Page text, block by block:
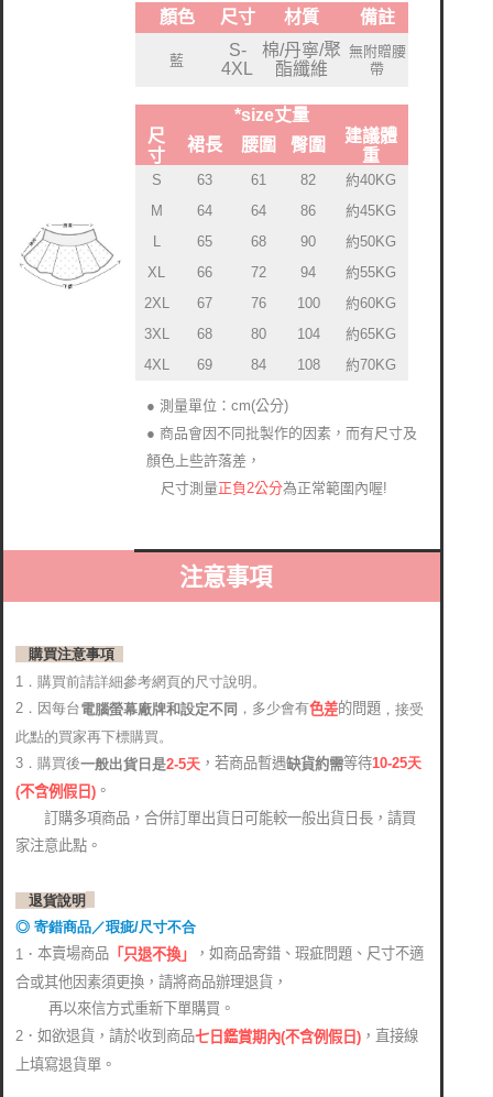
顏色 尺寸 材質 備註
藍
S-
4XL
棉/丹寧/聚
酯纖維
無附贈腰
帶
*size丈量
尺
寸
裙長 腰圍 臀圍
建議體
重
S 63 61 82
約40KG
M
64 64 86
約45KG
L
65 68 90
約50KG
XL
66 72 94
約55KG
2XL
67 76 100
約60KG
3XL
68 80 104
約65KG
4XL
69 84 108 約70KG
● 測量單位：cm(公分)
● 商品會因不同批製作的因素，而有尺寸及
顏色上些許落差 ，
尺寸測量正負2公分為正常範圍內喔!
注意事項
購買注意事項
1．購買前請詳細參考網頁的尺寸說明。
2．因每台電腦螢幕廠牌和設定不同 ，多少會有色差的問題 ，接受
此點的買家再下標購買。
3．購買後一般出貨日是2-5天 ，若商品暫遇缺貨約需等待10-25天
(不含例假日) 。
訂購多項商品，合併訂單出貨日可能較一般出貨日長，請買
家注意此點。
退貨說明
◎ 寄錯商品／瑕疵/尺寸不合
1． 本賣場商品 「只退不換」
，如商品寄錯、瑕疵問題、尺寸不適
合或其他因素須更換，請將商品辦理退貨，
再以來信方式重新下單購買。
2．如欲退貨，請於收到商品七日鑑賞期內(不含例假日) ，直接線
上填寫退貨單。